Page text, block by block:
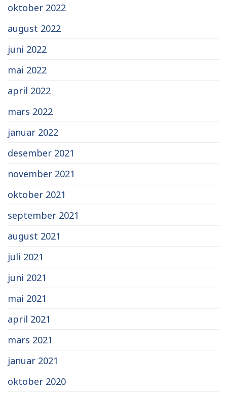
oktober 2022
august 2022
juni 2022
mai 2022
april 2022
mars 2022
januar 2022
desember 2021
november 2021
oktober 2021
september 2021
august 2021
juli 2021
juni 2021
mai 2021
april 2021
mars 2021
januar 2021
oktober 2020